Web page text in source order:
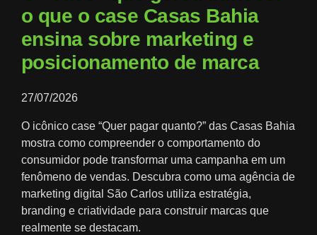
o que o case Casas Bahia
ensina sobre marketing e
posicionamento de marca
27/07/2026
O icônico case “Quer pagar quanto?” das Casas Bahia
mostra como compreender o comportamento do
consumidor pode transformar uma campanha em um
fenômeno de vendas. Descubra como uma agência de
marketing digital São Carlos utiliza estratégia,
branding e criatividade para construir marcas que
realmente se destacam.